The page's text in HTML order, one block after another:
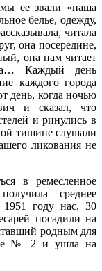
ее звали «наша
белье, одежду,
читала
она посередине,
она нам читает
Каждый день
каждого города
день, когда ночью
и сказал, что
и ринулись в
тишине слушали
ликования не
в ремесленное
среднее
1951 году нас, 30
посадили на
родным для
№ 2 и ушла на